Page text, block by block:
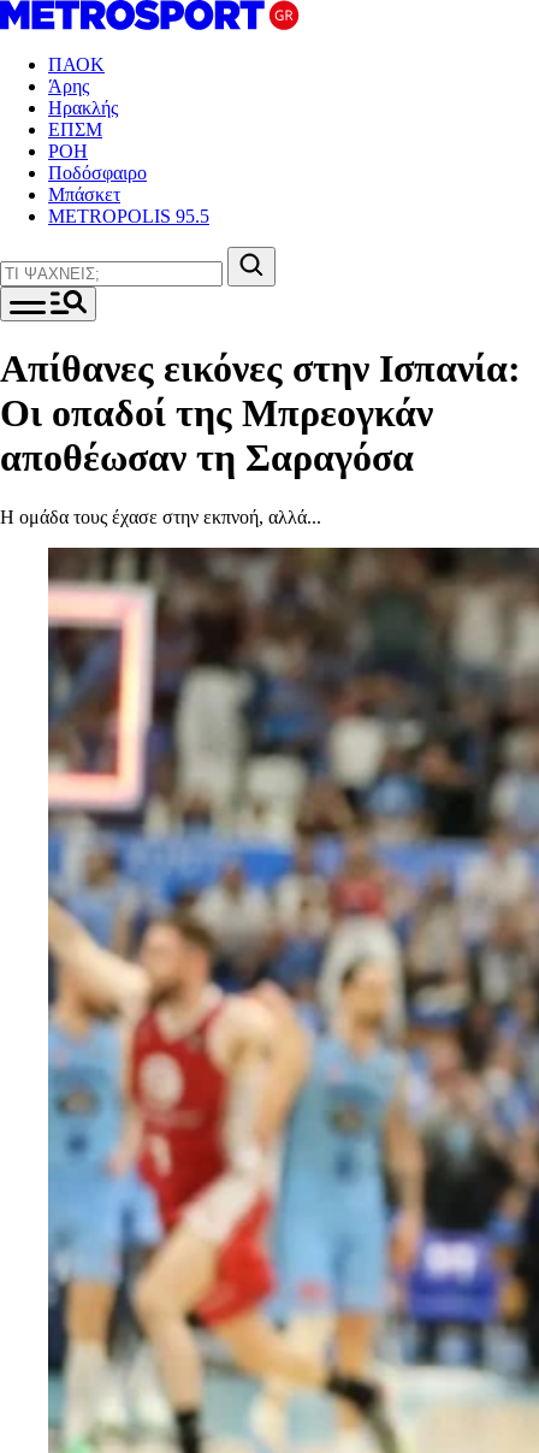
ΠΑΟΚ
Άρης
Ηρακλής
ΕΠΣΜ
ΡΟΗ
Ποδόσφαιρο
Μπάσκετ
METROPOLIS 95.5
Απίθανες εικόνες στην Ισπανία:
Οι οπαδοί της Μπρεογκάν
αποθέωσαν τη Σαραγόσα
Η ομάδα τους έχασε στην εκπνοή, αλλά...